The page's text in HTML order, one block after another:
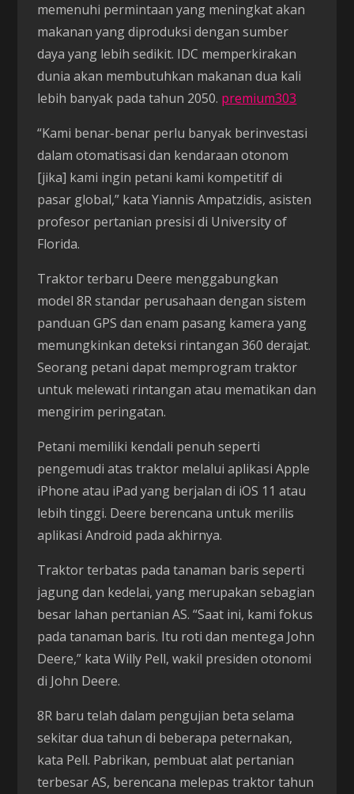
memenuhi permintaan yang meningkat akan
makanan yang diproduksi dengan sumber
daya yang lebih sedikit. IDC memperkirakan
dunia akan membutuhkan makanan dua kali
lebih banyak pada tahun 2050. premium303
“Kami benar-benar perlu banyak berinvestasi
dalam otomatisasi dan kendaraan otonom
[jika] kami ingin petani kami kompetitif di
pasar global,” kata Yiannis Ampatzidis, asisten
profesor pertanian presisi di University of
Florida.
Traktor terbaru Deere menggabungkan
model 8R standar perusahaan dengan sistem
panduan GPS dan enam pasang kamera yang
memungkinkan deteksi rintangan 360 derajat.
Seorang petani dapat memprogram traktor
untuk melewati rintangan atau mematikan dan
mengirim peringatan.
Petani memiliki kendali penuh seperti
pengemudi atas traktor melalui aplikasi Apple
iPhone atau iPad yang berjalan di iOS 11 atau
lebih tinggi. Deere berencana untuk merilis
aplikasi Android pada akhirnya.
Traktor terbatas pada tanaman baris seperti
jagung dan kedelai, yang merupakan sebagian
besar lahan pertanian AS. “Saat ini, kami fokus
pada tanaman baris. Itu roti dan mentega John
Deere,” kata Willy Pell, wakil presiden otonomi
di John Deere.
8R baru telah dalam pengujian beta selama
sekitar dua tahun di beberapa peternakan,
kata Pell. Pabrikan, pembuat alat pertanian
terbesar AS, berencana melepas traktor tahun